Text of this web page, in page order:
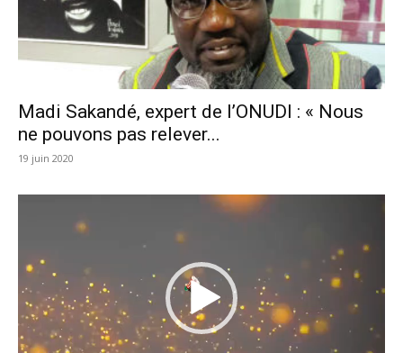
Madi Sakandé, expert de l’ONUDI : « Nous
ne pouvons pas relever...
19 juin 2020